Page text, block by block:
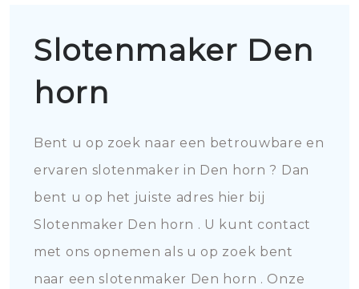
Slotenmaker Den
horn
Bent u op zoek naar een betrouwbare en
ervaren slotenmaker in Den horn ? Dan
bent u op het juiste adres hier bij
Slotenmaker Den horn . U kunt contact
met ons opnemen als u op zoek bent
naar een slotenmaker Den horn . Onze